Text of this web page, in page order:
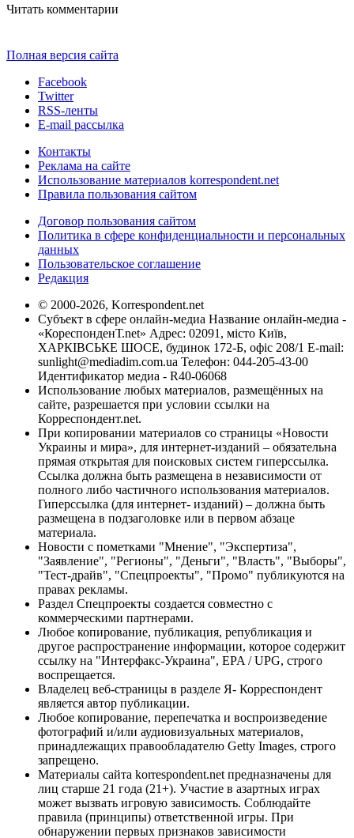
Читать комментарии
Полная версия сайта
Facebook
Twitter
RSS-ленты
E-mail рассылка
Контакты
Реклама на сайте
Использование материалов korrespondent.net
Правила пользования сайтом
Договор пользования сайтом
Политика в сфере конфиденциальности и персональных
данных
Пользовательское соглашение
Редакция
© 2000-2026, Korrespondent.net
Субъект в сфере онлайн-медиа Название онлайн-медиа -
«КореспонденТ.net» Адрес: 02091, місто Київ,
ХАРКІВСЬКЕ ШОСЕ, будинок 172-Б, офіс 208/1 E-mail:
sunlight@mediadim.com.ua Телефон: 044-205-43-00
Идентификатор медиа - R40-06068
Использование любых материалов, размещённых на
сайте, разрешается при условии ссылки на
Корреспондент.net.
При копировании материалов со страницы «Новости
Украины и мира», для интернет-изданий – обязательна
прямая открытая для поисковых систем гиперссылка.
Ссылка должна быть размещена в независимости от
полного либо частичного использования материалов.
Гиперссылка (для интернет- изданий) – должна быть
размещена в подзаголовке или в первом абзаце
материала.
Новости с пометками "Мнение", "Экспертиза",
"Заявление", "Регионы", "Деньги", "Власть", "Выборы",
"Тест-драйв", "Спецпроекты", "Промо" публикуются на
правах рекламы.
Раздел Спецпроекты создается совместно с
коммерческими партнерами.
Любое копирование, публикация, републикация и
другое распространение информации, которое содержит
ссылку на "Интерфакс-Украина", EPA / UPG, строго
воспрещается.
Владелец веб-страницы в разделе Я- Корреспондент
является автор публикации.
Любое копирование, перепечатка и воспроизведение
фотографий и/или аудиовизуальных материалов,
принадлежащих правообладателю Getty Images, строго
запрещено.
Материалы сайта korrespondent.net предназначены для
лиц старше 21 года (21+). Участие в азартных играх
может вызвать игровую зависимость. Соблюдайте
правила (принципы) ответственной игры. При
обнаружении первых признаков зависимости